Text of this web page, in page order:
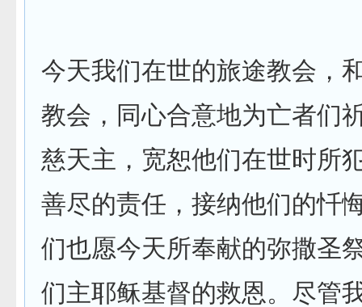
今天我们在世的旅途教会，
教会，同心合意地为亡者们
慈天主，宽恕他们在世时所
善尽的责任，接纳他们的忏
们也愿今天所奉献的弥撒圣
们主耶稣基督的救恩。尽管